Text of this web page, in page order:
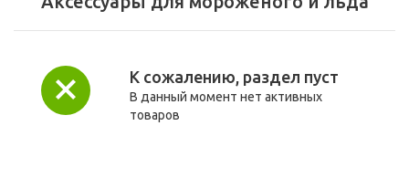
К сожалению, раздел пуст
В данный момент нет активных
товаров